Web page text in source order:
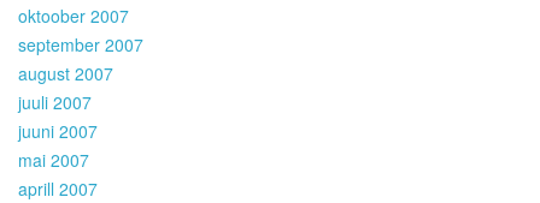
oktoober 2007
september 2007
august 2007
juuli 2007
juuni 2007
mai 2007
aprill 2007